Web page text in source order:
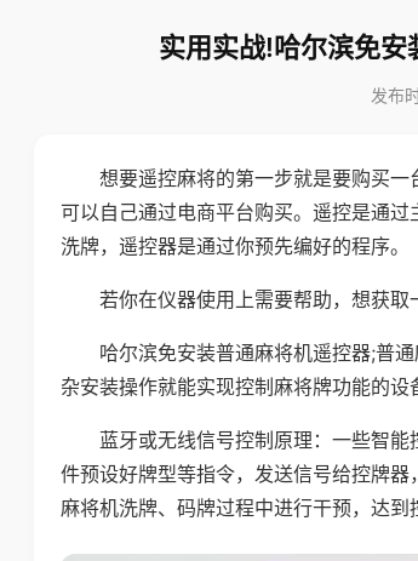
实用实战!哈尔滨免
发布
想要遥控麻将的第一步就是要购买
可以自己通过电商平台购买。遥控是通
洗牌，遥控器是通过你预先编好的程序。
若你在仪器使用上需要帮助，想获
哈尔滨免安装普通麻将机遥控器;普
杂安装操作就能实现控制麻将牌功能的设
蓝牙或无线信号控制原理：一些智
件预设好牌型等指令，发送信号给控牌
麻将机洗牌、码牌过程中进行干预，达到